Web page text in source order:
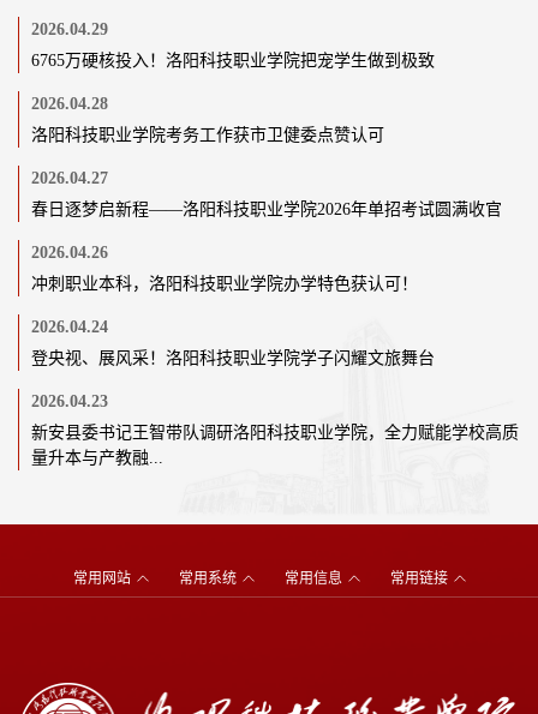
2026.04.29
6765万硬核投入！洛阳科技职业学院把宠学生做到极致
2026.04.28
洛阳科技职业学院考务工作获市卫健委点赞认可
2026.04.27
春日逐梦启新程——洛阳科技职业学院2026年单招考试圆满收官
2026.04.26
冲刺职业本科，洛阳科技职业学院办学特色获认可！
2026.04.24
登央视、展风采！洛阳科技职业学院学子闪耀文旅舞台
2026.04.23
新安县委书记王智带队调研洛阳科技职业学院，全力赋能学校高质
量升本与产教融...
常用网站 常用系统 常用信息 常用链接